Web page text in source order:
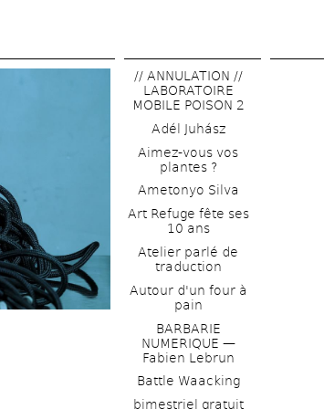
main
// ANNULATION //
LABORATOIRE
MOBILE POISON 2
Adél Juhász
Aimez-vous vos
plantes ?
Ametonyo Silva
Art Refuge fête ses
10 ans
Atelier parlé de
traduction
Autour d'un four à
pain
BARBARIE
NUMERIQUE —
Fabien Lebrun
Battle Waacking
bimestriel gratuit